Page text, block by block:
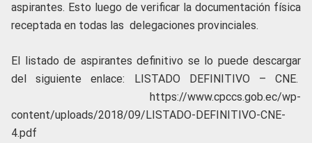
aspirantes. Esto luego de verificar la documentación física
receptada en todas las delegaciones provinciales.
El listado de aspirantes definitivo se lo puede descargar
del siguiente enlace: LISTADO DEFINITIVO – CNE.
https://www.cpccs.gob.ec/wp-
content/uploads/2018/09/LISTADO-DEFINITIVO-CNE-
4.pdf